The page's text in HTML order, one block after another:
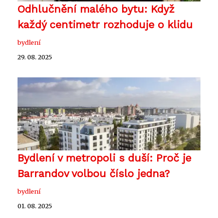
Odhlučnění malého bytu: Když
každý centimetr rozhoduje o klidu
bydlení
29. 08. 2025
Bydlení v metropoli s duší: Proč je
Barrandov volbou číslo jedna?
bydlení
01. 08. 2025